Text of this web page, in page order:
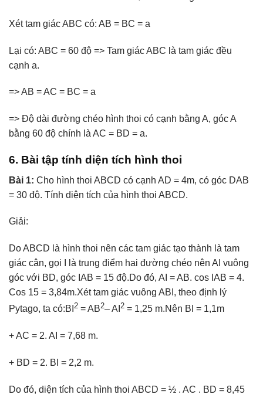
Xét tam giác ABC có: AB = BC = a
Lại có: ABC = 60 độ => Tam giác ABC là tam giác đều
cạnh a.
=> AB = AC = BC = a
=> Độ dài đường chéo hình thoi có cạnh bằng A, góc A
bằng 60 độ chính là AC = BD = a.
6. Bài tập tính diện tích hình thoi
Bài 1: Cho hình thoi ABCD có cạnh AD = 4m, có góc DAB
= 30 độ. Tính diện tích của hình thoi ABCD.
Giải:
Do ABCD là hình thoi nên các tam giác tạo thành là tam
giác cân, gọi I là trung điểm hai đường chéo nên AI vuông
góc với BD, góc IAB = 15 độ.Do đó, AI = AB. cos IAB = 4.
Cos 15 = 3,84m.Xét tam giác vuông ABI, theo định lý
Pytago, ta có:BI 2 = AB2– AI 2 = 1,25 m.Nên BI = 1,1m
+ AC = 2. AI = 7,68 m.
+ BD = 2. BI = 2,2 m.
Do đó, diện tích của hình thoi ABCD = ½ . AC . BD = 8,45